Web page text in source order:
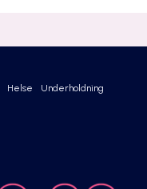
Helse
Underholdning